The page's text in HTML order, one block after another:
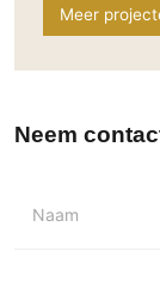
Wellness
Meer
Neem
Naam